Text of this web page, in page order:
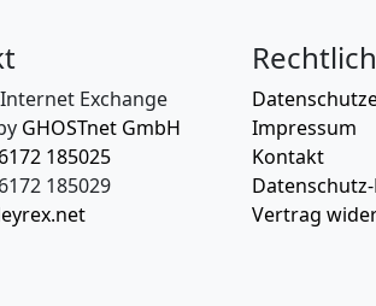
Exchange
GHOSTnet GmbH
185025
185029
Impressum
Kontakt
Vertrag